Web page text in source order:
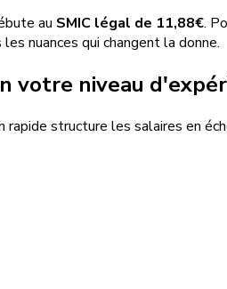
au SMIC légal de 11,88€.
nuances qui changent la donne.
votre niveau
structure les salaires en